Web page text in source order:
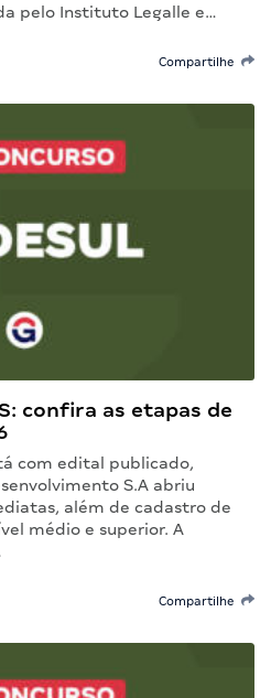
pelo Instituto Legalle e…
Compartilhe
confira as etapas de
com edital publicado,
S.A abriu
além de cadastro de
médio e superior. A
Compartilhe